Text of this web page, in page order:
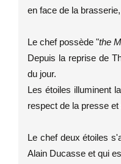
en face de la
Le chef possède "the
Depuis la reprise de
du jour.
Les étoiles illuminent
respect de la presse
Le chef deux étoiles
Alain Ducasse et qui